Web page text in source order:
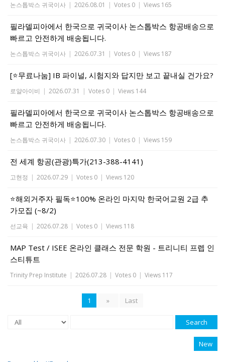
논스톱박스 귀국이사 | 2026.08.01 | Votes 0 | Views 165
필라델피아에서 한국으로 귀국이사 논스톱박스 항공배송으로
빠르고 안전하게 배송됩니다.
논스톱박스 귀국이사 | 2026.07.31 | Votes 0 | Views 187
[⭐무료나눔] IB 파이널, 시험지와 답지만 보고 끝내실 건가요?
로얄아이비 | 2026.07.31 | Votes 0 | Views 144
필라델피아에서 한국으로 귀국이사 논스톱박스 항공배송으로
빠르고 안전하게 배송됩니다.
논스톱박스 귀국이사 | 2026.07.30 | Votes 0 | Views 159
전 세계 항공(관광)특가(213-388-4141)
고현정 | 2026.07.29 | Votes 0 | Views 120
⭐해외거주자 필독⭐100% 온라인 마지막 한국어교원 2급 추
가모집 (~8/2)
선교육 | 2026.07.28 | Votes 0 | Views 118
MAP Test / ISEE 온라인 클래스 전문 학원 - 트리니티 프렙 인
스티튜트
Trinity Prep Institute | 2026.07.28 | Votes 0 | Views 117
1 » Last
Search
New